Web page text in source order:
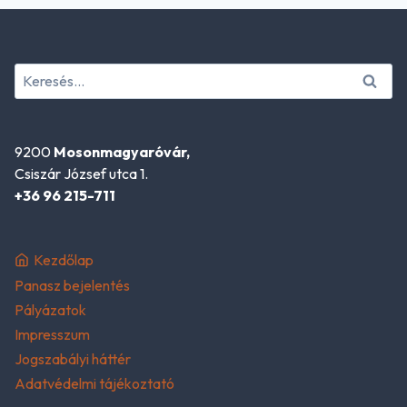
Keresés:
9200 Mosonmagyaróvár,
Csiszár József utca 1.
+36 96 215-711
Kezdőlap
Panasz bejelentés
Pályázatok
Impresszum
Jogszabályi háttér
Adatvédelmi tájékoztató